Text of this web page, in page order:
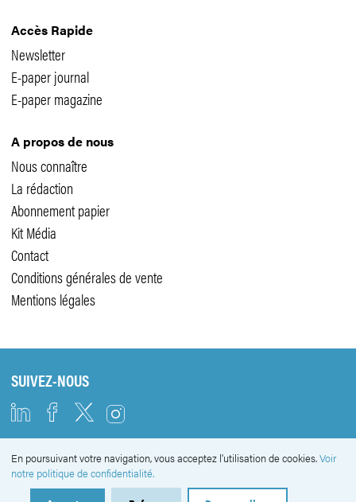
Accès Rapide
Newsletter
E-paper journal
E-paper magazine
A propos de nous
Nous connaître
La rédaction
Abonnement papier
Kit Média
Contact
Conditions générales de vente
Mentions légales
SUIVEZ-NOUS
NEWSLETTER
En poursuivant votre navigation, vous acceptez l'utilisation de cookies.Voir
notre politique de confidentialité.